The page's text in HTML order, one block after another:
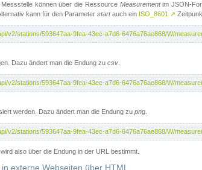
können über die Ressource Measurementim JSON-
kann für den Parameter startauch ein ISO_8601 ↗
v2/stations/593647aa-9fea-43ec-a7d6-6476a76ae868/W/
Dazu ändert man die Endung zu csv
v2/stations/593647aa-9fea-43ec-a7d6-6476a76ae868/W/
werden. Dazu ändert man die Endung zu png
v2/stations/593647aa-9fea-43ec-a7d6-6476a76ae868/W/
also über die Endung in der URL bestimmt.
externe Webseiten über HTML